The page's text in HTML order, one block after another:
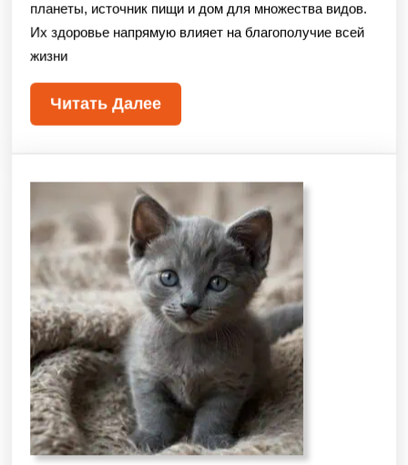
планеты, источник пищи и дом для множества видов.
Их здоровье напрямую влияет на благополучие всей
жизни
Читать Далее